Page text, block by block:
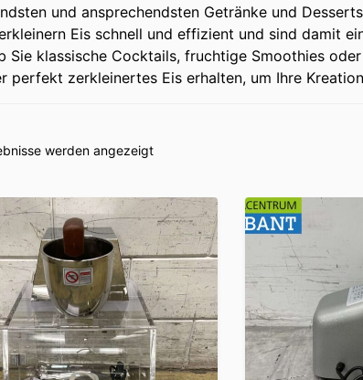
und ansprechendsten Getränke und
Eis schnell und effizient und sind damit
Sie klassische Cocktails, fruchtige Smoothies
perfekt zerkleinertes Eis erhalten, um Ihre
werden angezeigt